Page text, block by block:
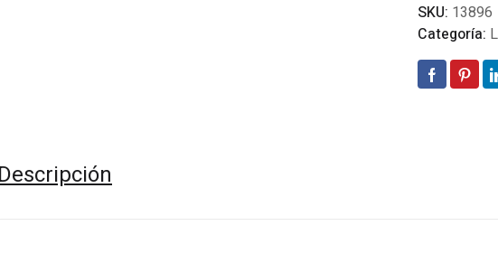
SKU: 13896
Categoría:
Descripción